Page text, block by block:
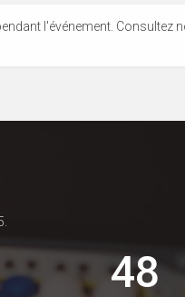
l'événement. Consultez
48